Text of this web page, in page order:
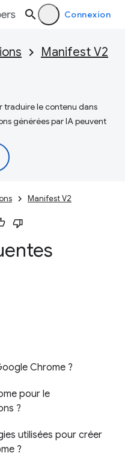
Connexion
Manifest V2
traduire le contenu dans
générées par IA peuvent
Manifest V2
Chrome ?
pour le
?
utilisées pour créer
?